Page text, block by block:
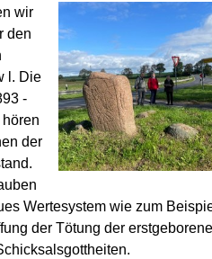
wir
den
l. Die
-
der
Wertesystem wie zum
der Tötung der